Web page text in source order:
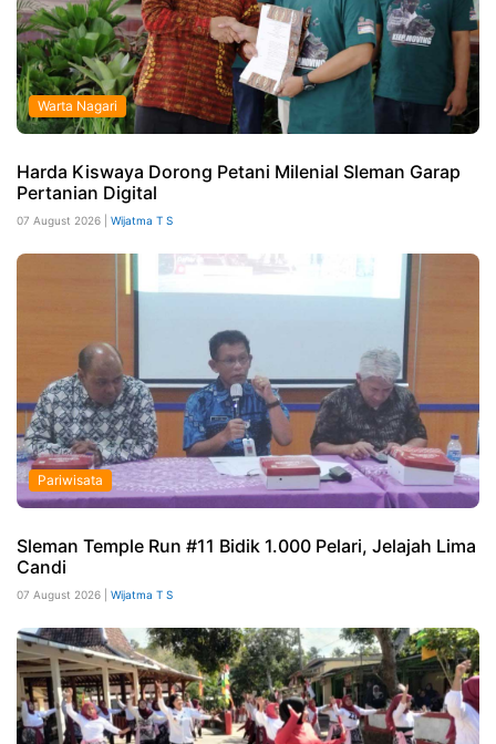
Warta Nagari
Harda Kiswaya Dorong Petani Milenial Sleman Garap
Pertanian Digital
07 August 2026 | Wijatma T S
Pariwisata
Sleman Temple Run #11 Bidik 1.000 Pelari, Jelajah Lima
Candi
07 August 2026 | Wijatma T S